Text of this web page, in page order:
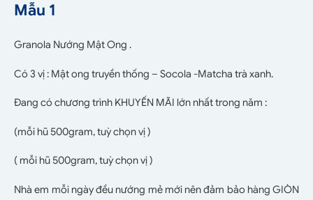
Mẫu 1
Granola Nướng Mật Ong .
Có 3 vị : Mật ong truyền thống – Socola -Matcha trà xanh.
Đang có chương trình KHUYẾN MÃI lớn nhất trong năm :
(mỗi hũ 500gram, tuỳ chọn vị )
( mỗi hũ 500gram, tuỳ chọn vị )
Nhà em mỗi ngày đều nướng mẻ mới nên đảm bảo hàng GIÒN